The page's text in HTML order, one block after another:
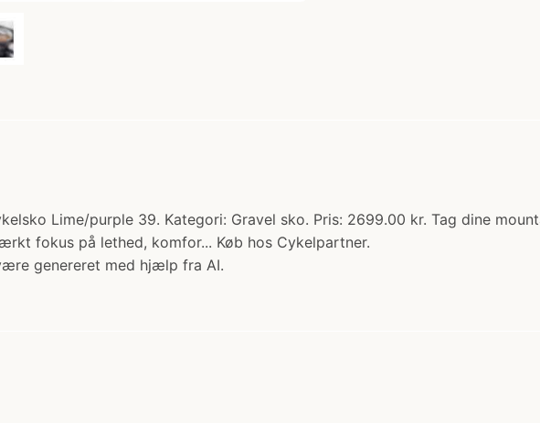
Lime/purple 39. Kategori: Gravel sko. Pris: 2699.00 kr. Tag dine
fokus på lethed, komfor... Køb hos Cykelpartner.
genereret med hjælp fra AI.